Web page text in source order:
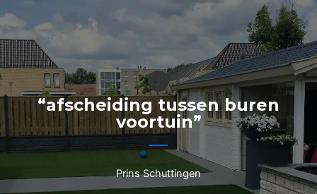
naar
de
inhoud
“afscheiding tussen buren
voortuin”
Prins Schuttingen